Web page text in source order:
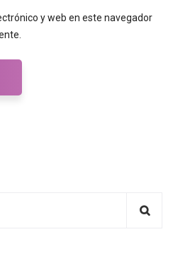
y web en este navegador